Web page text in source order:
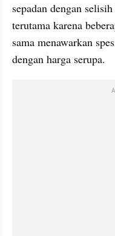
sepadan dengan
terutama karena
sama menawarkan
dengan harga serupa.